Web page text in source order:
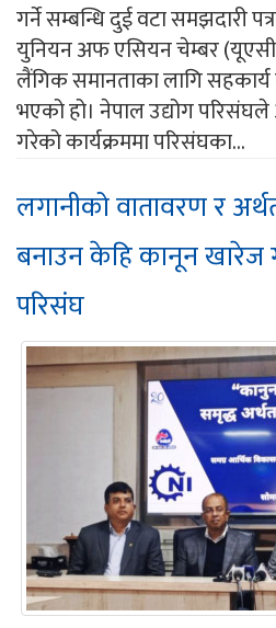
गर्ने सम्बन्धि दुई वटा समझदारी
युनियन अफ एसियन चेम्बर
लैंगिक समानताका लागि सहकार्य
भएको हो। नेपाल उद्योग
गरेको कार्यक्रममा परिसंघका...
लगानीको वातावरण र
बनाउन केहि कानून खारेज
परिसंघ